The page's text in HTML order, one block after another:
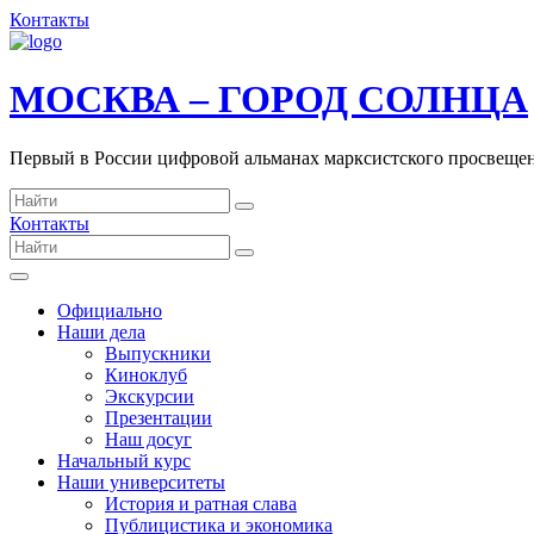
Контакты
МОСКВА – ГОРОД СОЛНЦА
Первый в России цифровой альманах марксистского
Контакты
Официально
Наши дела
Выпускники
Киноклуб
Экскурсии
Презентации
Наш досуг
Начальный курс
Наши университеты
История и ратная слава
Публицистика и экономика